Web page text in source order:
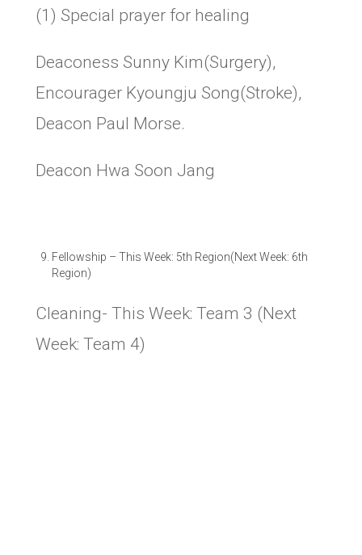
(1) Special prayer for healing
Deaconess Sunny Kim(Surgery),
Encourager Kyoungju Song(Stroke),
Deacon Paul Morse.
Deacon Hwa Soon Jang
Fellowship – This Week: 5th Region(Next Week: 6th
Region)
Cleaning- This Week: Team 3 (Next
Week: Team 4)